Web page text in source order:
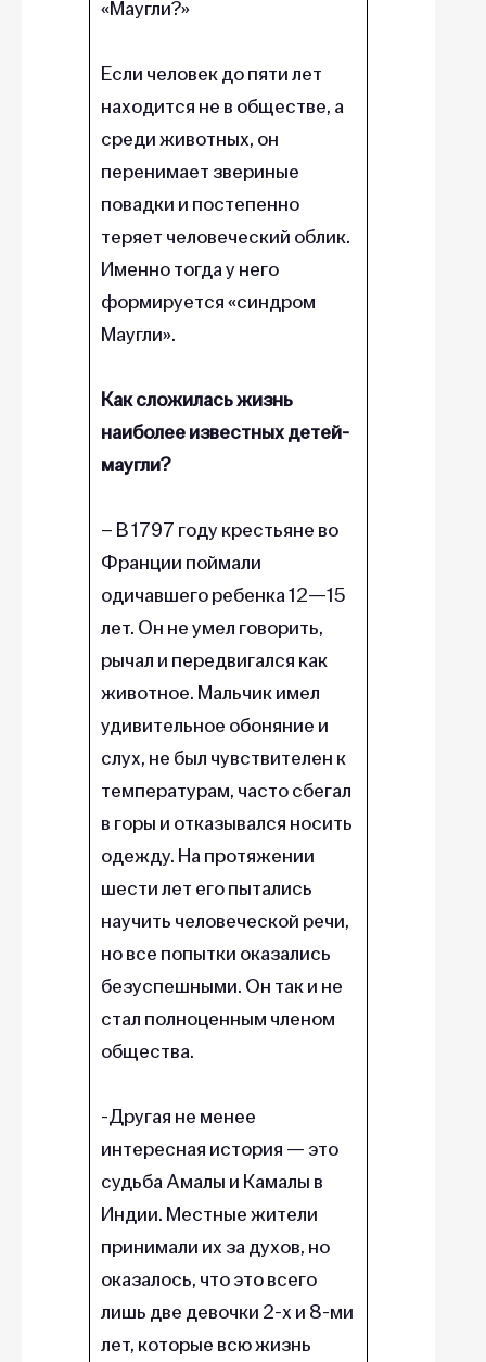
«Маугли?»
Если человек до пяти лет
находится не в обществе, а
среди животных, он
перенимает звериные
повадки и постепенно
теряет человеческий облик.
Именно тогда у него
формируется «синдром
Маугли».
Как сложилась жизнь
наиболее известных детей-
маугли?
– В 1797 году крестьяне во
Франции поймали
одичавшего ребенка 12—15
лет. Он не умел говорить,
рычал и передвигался как
животное. Мальчик имел
удивительное обоняние и
слух, не был чувствителен к
температурам, часто сбегал
в горы и отказывался носить
одежду. На протяжении
шести лет его пытались
научить человеческой речи,
но все попытки оказались
безуспешными. Он так и не
стал полноценным членом
общества.
-Другая не менее
интересная история — это
судьба Амалы и Камалы в
Индии. Местные жители
принимали их за духов, но
оказалось, что это всего
лишь две девочки 2-х и 8-ми
лет, которые всю жизнь